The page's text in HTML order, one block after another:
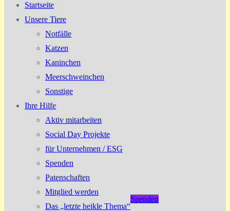
Startseite
Unsere Tiere
Notfälle
Katzen
Kaninchen
Meerschweinchen
Sonstige
Ihre Hilfe
Aktiv mitarbeiten
Social Day Projekte
für Unternehmen / ESG
Spenden
Patenschaften
Mitglied werden
Das „letzte heikle Thema“
Spenden